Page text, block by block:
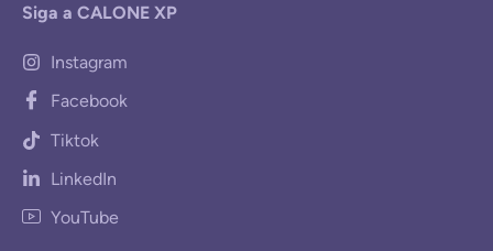
Siga a CALONE XP
Instagram
Facebook
Tiktok
LinkedIn
YouTube